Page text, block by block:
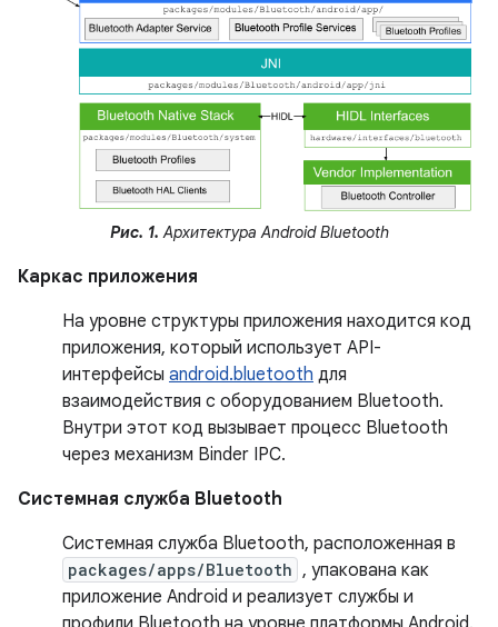
Рис. 1. Архитектура Android Bluetooth
Каркас приложения
На уровне структуры приложения находится код
приложения, который использует API-
интерфейсы android.bluetooth для
взаимодействия с оборудованием Bluetooth.
Внутри этот код вызывает процесс Bluetooth
через механизм Binder IPC.
Системная служба Bluetooth
Системная служба Bluetooth, расположенная в
packages/apps/Bluetooth , упакована как
приложение Android и реализует службы и